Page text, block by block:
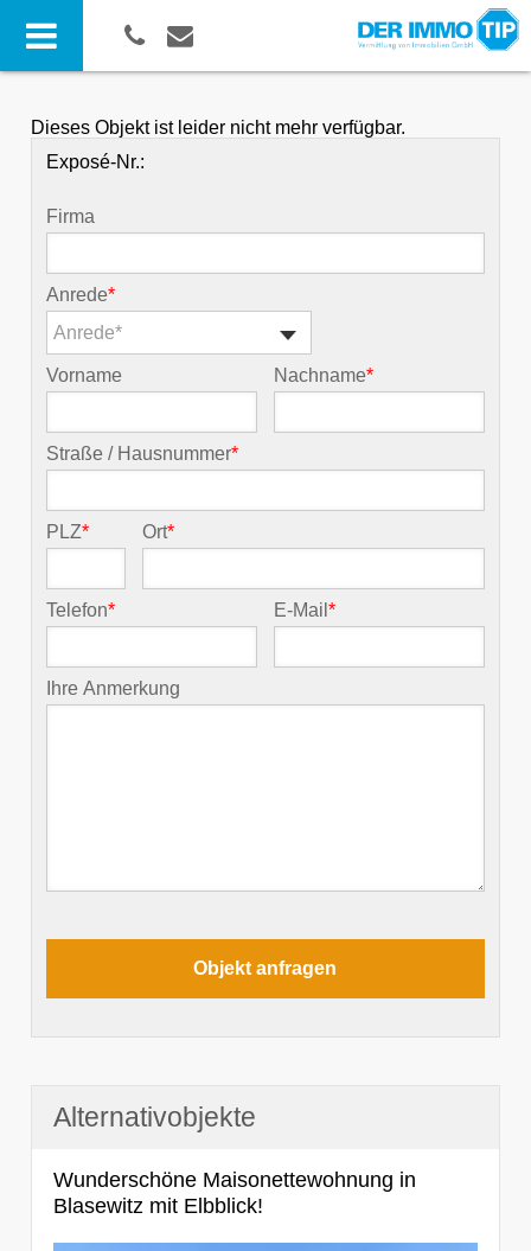
Dieses Objekt ist leider nicht mehr verfügbar.
Exposé-Nr.:
Firma
Anrede*
Anrede*
Vorname Nachname*
Straße / Hausnummer*
PLZ* Ort*
Telefon* E-Mail*
Ihre Anmerkung
Alternativobjekte
Wunderschöne Maisonettewohnung in
Blasewitz mit Elbblick!